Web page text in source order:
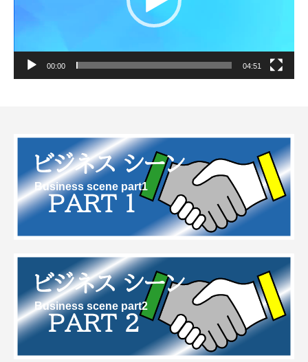
00:00 04:51
Business scene part1
Business scene part2